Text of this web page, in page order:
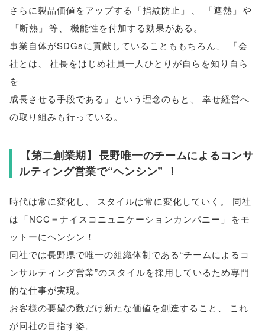
さらに製品価値をアップする
「指紋防止 」 「遮熱 」 や
「断熱 」 等 機能性を付加する効果がある 。
事業自体がSDGsに貢献していることももちろん
「会
社とは
社長をはじめ社員一人ひとりが自らを知り自ら
を
成長させる手段である 」 という理念のもと
幸せ経営へ
の取り組みも行っている 。
【第二創業期】 長野唯一のチームによるコンサ
ルティング営業で“ヘンシン” ！
時代は常に変化し スタイルは常に変化していく 。
同社
は 「NCC＝ナイスコニュニケーションカンパニー 」
をモ
ットーにヘンシン！
同社では長野県で唯一の組織体制である“チームによるコ
ンサルティング営業”のスタイルを採用しているため専門
的な仕事が実現 。
お客様の要望の数だけ新たな価値を創造すること
これ
が同社の目指す姿。